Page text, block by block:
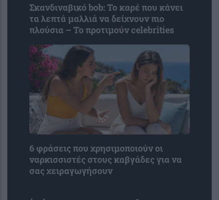
Σκανδιναβικό bob: Το καρέ που κάνει
τα λεπτά μαλλιά να δείχνουν πιο
πλούσια – Το προτιμούν celebrities
6 φράσεις που χρησιμοποιούν οι
ναρκισσιστές στους καβγάδες για να
σας χειραγωγήσουν